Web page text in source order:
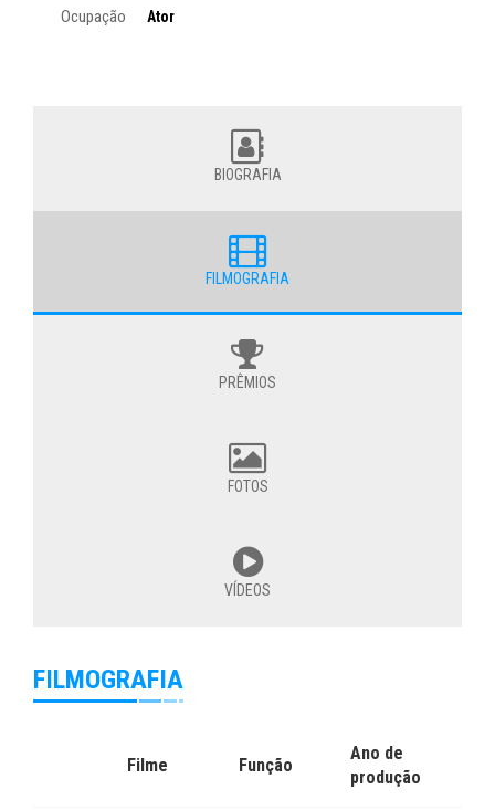
Ocupação Ator
BIOGRAFIA
FILMOGRAFIA
PRÊMIOS
FOTOS
VÍDEOS
FILMOGRAFIA
Filme Função
Ano de
produção